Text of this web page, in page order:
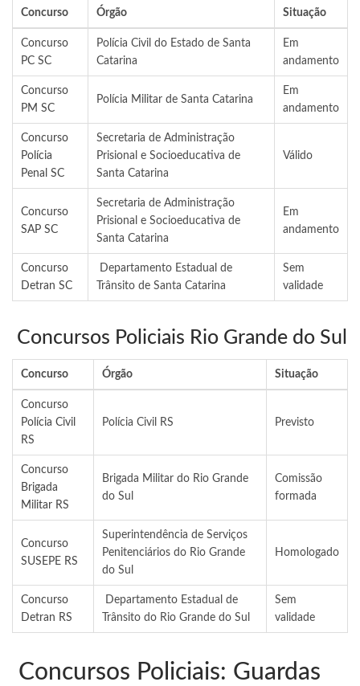
Concurso Órgão Situação
Concurso
PC SC
Polícia Civil do Estado de Santa
Catarina
Em
andamento
Concurso
PM SC
Polícia Militar de Santa Catarina
Em
andamento
Concurso
Polícia
Penal SC
Secretaria de Administração
Prisional e Socioeducativa de
Santa Catarina
Válido
Concurso
SAP SC
Secretaria de Administração
Prisional e Socioeducativa de
Santa Catarina
Em
andamento
Concurso
Detran SC
Departamento Estadual de
Trânsito de Santa Catarina
Sem
validade
Concursos Policiais Rio Grande do Sul
Concurso Órgão Situação
Concurso
Polícia Civil
RS
Polícia Civil RS Previsto
Concurso
Brigada
Militar RS
Brigada Militar do Rio Grande
do Sul
Comissão
formada
Concurso
SUSEPE RS
Superintendência de Serviços
Penitenciários do Rio Grande
do Sul
Homologado
Concurso
Detran RS
Departamento Estadual de
Trânsito do Rio Grande do Sul
Sem
validade
Concursos Policiais: Guardas